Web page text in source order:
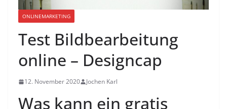
ONLINEMARKETING
Test Bildbearbeitung
online – Designcap
12. November 2020 Jochen Karl
Was kann ein gratis